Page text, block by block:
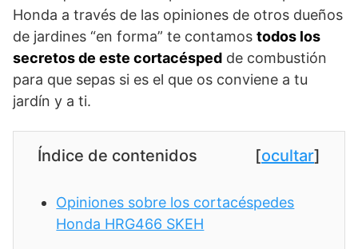
Honda a través de las opiniones de otros dueños
de jardines “en forma” te contamos todos los
secretos de este cortacésped de combustión
para que sepas si es el que os conviene a tu
jardín y a ti.
Índice de contenidos [ocultar]
Opiniones sobre los cortacéspedes
Honda HRG466 SKEH